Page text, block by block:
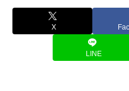
X
LINE